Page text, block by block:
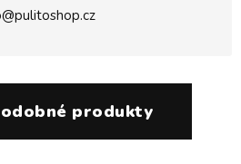
produkty